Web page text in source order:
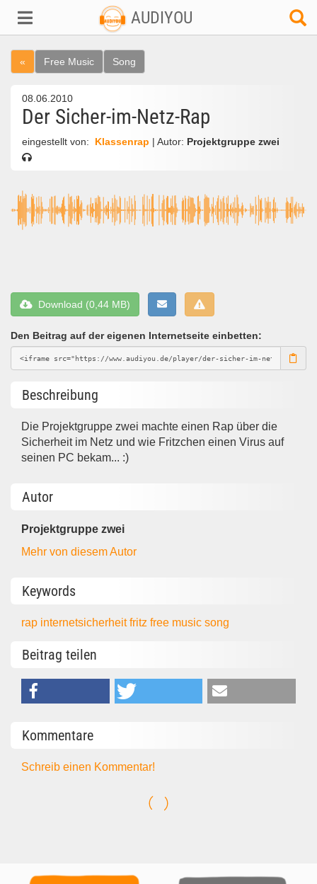
AUDIYOU
« Free Music Song
08.06.2010
Der Sicher-im-Netz-Rap
eingestellt von: Klassenrap | Autor: Projektgruppe zwei
Download (0,44 MB)
Den Beitrag auf der eigenen Internetseite einbetten:
Beschreibung
Die Projektgruppe zwei machte einen Rap über die
Sicherheit im Netz und wie Fritzchen einen Virus auf
seinen PC bekam... :)
Autor
Projektgruppe zwei
Mehr von diesem Autor
Keywords
rap internetsicherheitfritzfree musicsong
Beitrag teilen
Kommentare
Schreib einen Kommentar!